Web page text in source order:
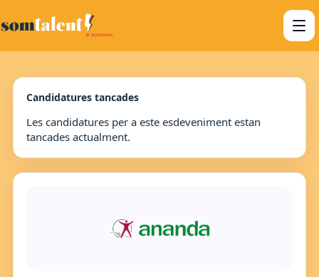
Candidatures tancades
Les candidatures per a este esdeveniment estan
tancades actualment.